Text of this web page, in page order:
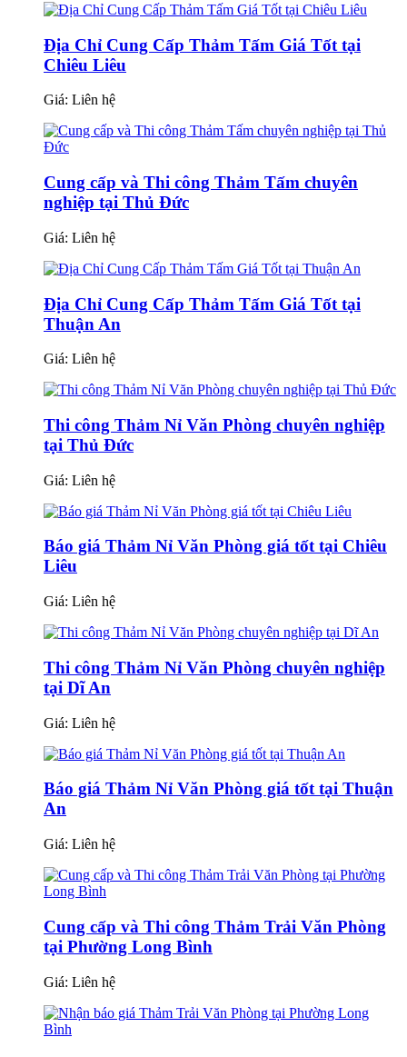
Địa Chỉ Cung Cấp Thảm Tấm Giá Tốt tại
Chiêu Liêu
Giá: Liên hệ
Cung cấp và Thi công Thảm Tấm chuyên
nghiệp tại Thủ Đức
Giá: Liên hệ
Địa Chỉ Cung Cấp Thảm Tấm Giá Tốt tại
Thuận An
Giá: Liên hệ
Thi công Thảm Nỉ Văn Phòng chuyên nghiệp
tại Thủ Đức
Giá: Liên hệ
Báo giá Thảm Nỉ Văn Phòng giá tốt tại Chiêu
Liêu
Giá: Liên hệ
Thi công Thảm Nỉ Văn Phòng chuyên nghiệp
tại Dĩ An
Giá: Liên hệ
Báo giá Thảm Nỉ Văn Phòng giá tốt tại Thuận
An
Giá: Liên hệ
Cung cấp và Thi công Thảm Trải Văn Phòng
tại Phường Long Bình
Giá: Liên hệ